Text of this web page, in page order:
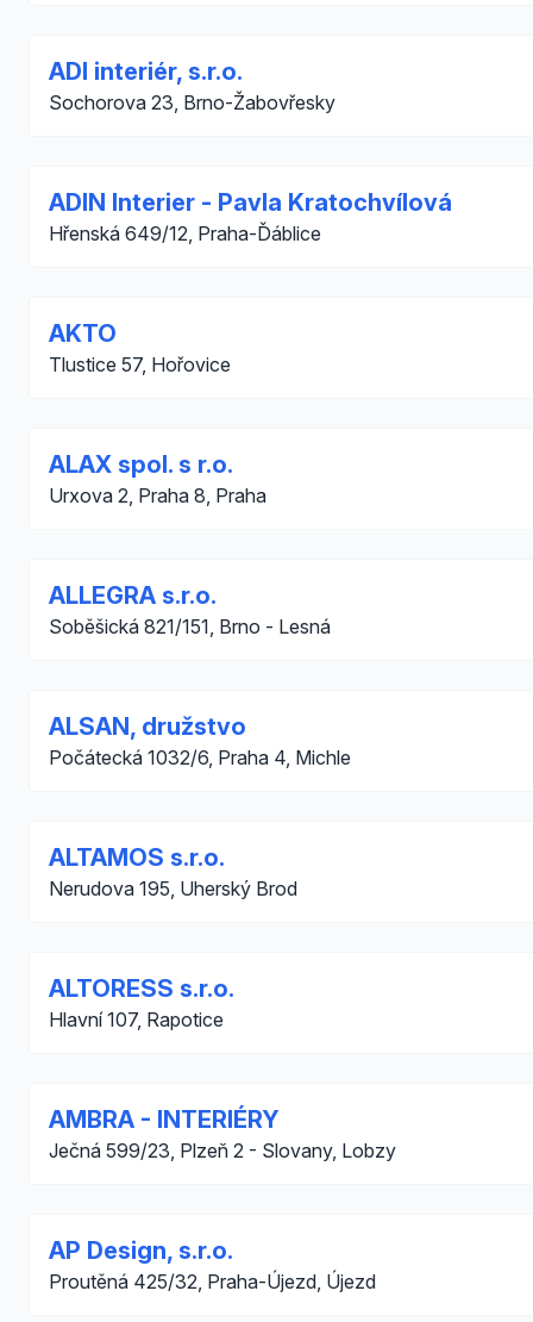
ADI interiér, s.r.o.
Sochorova 23, Brno-Žabovřesky
ADIN Interier - Pavla Kratochvílová
Hřenská 649/12, Praha-Ďáblice
AKTO
Tlustice 57, Hořovice
ALAX spol. s r.o.
Urxova 2, Praha 8, Praha
ALLEGRA s.r.o.
Soběšická 821/151, Brno - Lesná
ALSAN, družstvo
Počátecká 1032/6, Praha 4, Michle
ALTAMOS s.r.o.
Nerudova 195, Uherský Brod
ALTORESS s.r.o.
Hlavní 107, Rapotice
AMBRA - INTERIÉRY
Ječná 599/23, Plzeň 2 - Slovany, Lobzy
AP Design, s.r.o.
Proutěná 425/32, Praha-Újezd, Újezd